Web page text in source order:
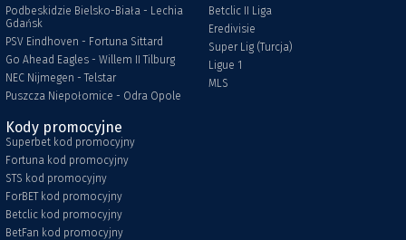
Podbeskidzie Bielsko-Biała - Lechia
Gdańsk
PSV Eindhoven - Fortuna Sittard
Go Ahead Eagles - Willem II Tilburg
NEC Nijmegen - Telstar
Puszcza Niepołomice - Odra Opole
Betclic II Liga
Eredivisie
Super Lig (Turcja)
Ligue 1
MLS
Kody promocyjne
Superbet kod promocyjny
Fortuna kod promocyjny
STS kod promocyjny
ForBET kod promocyjny
Betclic kod promocyjny
BetFan kod promocyjny